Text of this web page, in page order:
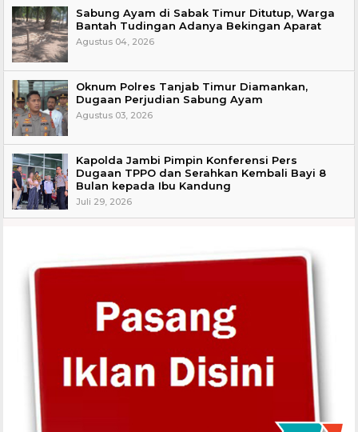
Sabung Ayam di Sabak Timur Ditutup, Warga
Bantah Tudingan Adanya Bekingan Aparat
Agustus 04, 2026
Oknum Polres Tanjab Timur Diamankan,
Dugaan Perjudian Sabung Ayam
Agustus 03, 2026
Kapolda Jambi Pimpin Konferensi Pers
Dugaan TPPO dan Serahkan Kembali Bayi 8
Bulan kepada Ibu Kandung
Juli 29, 2026